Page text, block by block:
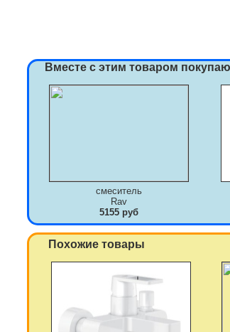
Вместе с этим товаром
смеситель
Rav
5155 руб
Похожие товары